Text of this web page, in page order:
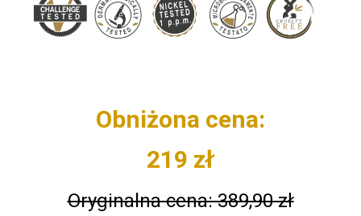
Obniżona cena:
219 zł
Oryginalna cena: 389,90 zł